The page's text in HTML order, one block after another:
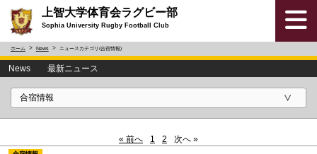
上智大学体育会ラグビー部
Sophia University Rugby Football Club
ホーム News ニュースカテゴリ(合宿情報)
News 最新ニュース
« 前へ 1 2 次へ »